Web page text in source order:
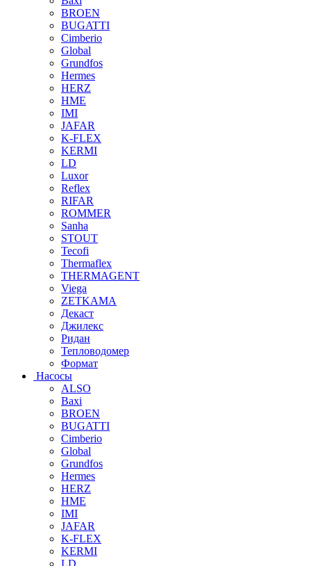
BROEN
BUGATTI
Cimberio
Global
Grundfos
Hermes
HERZ
HME
IMI
JAFAR
K-FLEX
KERMI
LD
Luxor
Reflex
RIFAR
ROMMER
Sanha
STOUT
Tecofi
Thermaflex
THERMAGENT
Viega
ZETKAMA
Декаст
Джилекс
Ридан
Тепловодомер
Формат
Насосы
ALSO
Baxi
BROEN
BUGATTI
Cimberio
Global
Grundfos
Hermes
HERZ
HME
IMI
JAFAR
K-FLEX
KERMI
LD